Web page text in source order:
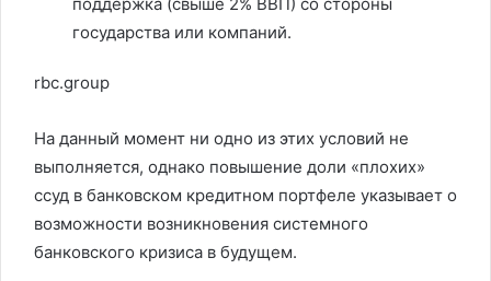
поддержка (свыше 2% ВВП) со стороны
государства или компаний.
rbc.group
На данный момент ни одно из этих условий не
выполняется, однако повышение доли «плохих»
ссуд в банковском кредитном портфеле указывает о
возможности возникновения системного
банковского кризиса в будущем.